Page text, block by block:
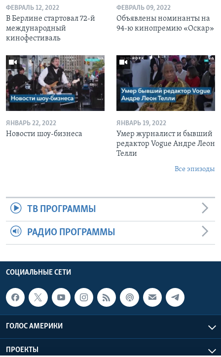
ФЕВРАЛЬ 12, 2022
В Берлине стартовал 72-й
международный
кинофестиваль
ФЕВРАЛЬ 09, 2022
Объявлены номинанты на
94-ю кинопремию «Оскар»
ЯНВАРЬ 22, 2022
Новости шоу-бизнеса
ЯНВАРЬ 19, 2022
Умер журналист и бывший
редактор Vogue Андре Леон
Телли
Все эпизоды
ТВ ПРОГРАММЫ
РАДИО ПРОГРАММЫ
СОЦИАЛЬНЫЕ СЕТИ
ГОЛОС АМЕРИКИ
ПРОЕКТЫ